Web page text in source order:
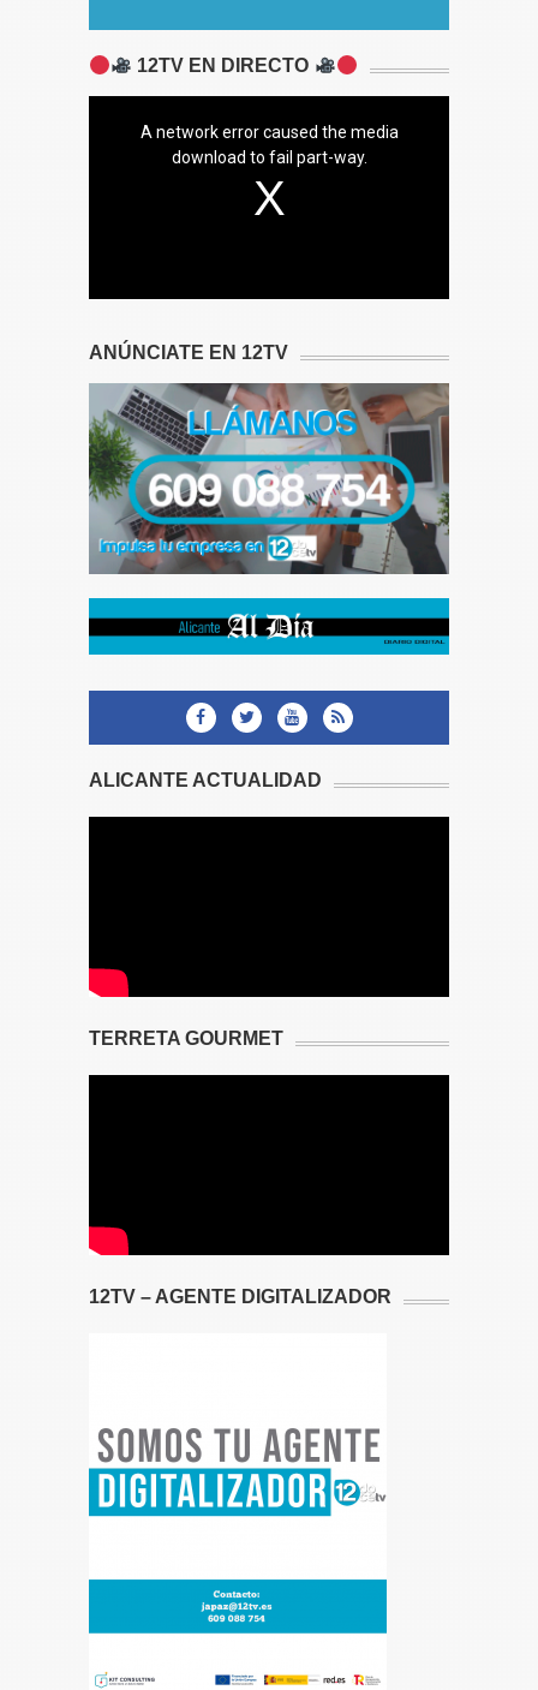
12TV EN DIRECTO
A network error caused the media
download to fail part-way.
ANÚNCIATE EN 12TV
ALICANTE ACTUALIDAD
TERRETA GOURMET
12TV – AGENTE DIGITALIZADOR